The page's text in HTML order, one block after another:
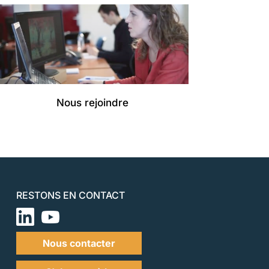
Nous rejoindre
RESTONS EN CONTACT
Nous contacter